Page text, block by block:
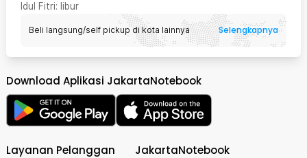
Idul Fitri: libur
Beli langsung/self pickup di kota lainnya Selengkapnya
Download Aplikasi JakartaNotebook
Layanan Pelanggan JakartaNotebook